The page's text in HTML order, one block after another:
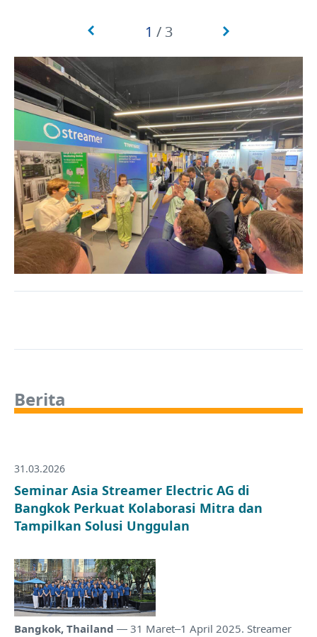
1 / 3
Berita
31.03.2026
Seminar Asia Streamer Electric AG di
Bangkok Perkuat Kolaborasi Mitra dan
Tampilkan Solusi Unggulan
Bangkok, Thailand — 31 Maret–1 April 2025. Streamer